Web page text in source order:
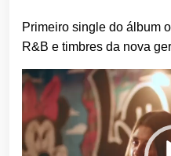
Primeiro single do álbum
R&B e timbres da nova
Tocador
vídeo